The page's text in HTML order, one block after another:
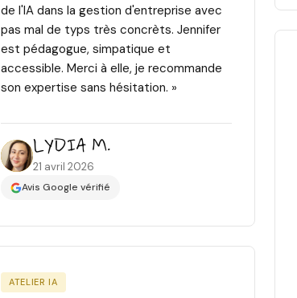
de l'IA dans la gestion d'entreprise avec
pas mal de typs très concrèts. Jennifer
est pédagogue, simpatique et
accessible. Merci à elle, je recommande
son expertise sans hésitation. »
LYDIA M.
21 avril 2026
Avis Google vérifié
ATELIER IA